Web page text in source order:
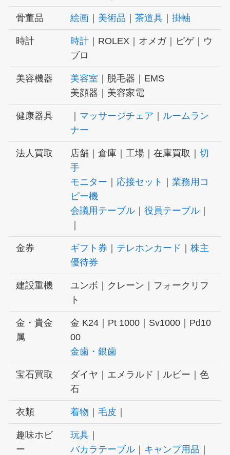
骨董品 絵画 ｜ 美術品 ｜茶道具 ｜掛軸
時計 時計 ｜ROLEX｜オメガ｜ピゲ｜ウ
ブロ
美容機器 美容室 ｜脱毛器｜EMS
美顔器｜美容家電
健康器具 ｜ マッサージチェア ｜ ルームラン
ナー
法人買取 店舗｜倉庫｜工場｜在庫買取｜切
手
モニター ｜ 応接セット ｜業務用コ
ピー機
会議用テーブル ｜役員テーブル ｜
｜
金券 ギフト券 ｜ テレホンカード ｜株主
優待券
建設重機
ユンボ｜クレーン｜フォークリフ
ト
金・貴金
属
金 K24｜Pt 1000｜Sv1000｜Pd10
00
金歯・銀歯
宝石買取
ダイヤ｜エメラルド｜ルビー｜色
石
衣類 着物 ｜毛皮 ｜
趣味ホビ
ー
玩具 ｜
バカラテーブル ｜ キャンプ用品 ｜